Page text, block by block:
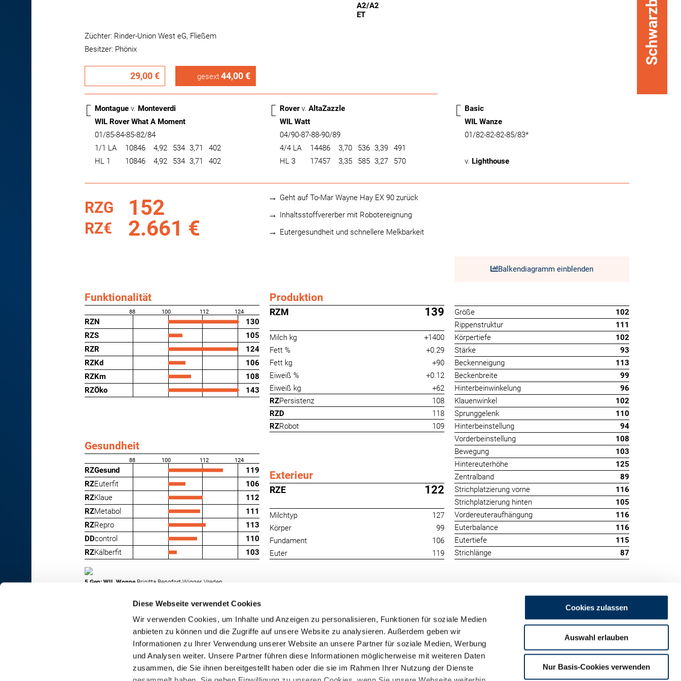
Diese Webseite verwendet Cookies
Wir verwenden Cookies, um Inhalte und Anzeigen zu personalisieren, Funktionen für soziale Medien
anbieten zu können und die Zugriffe auf unsere Website zu analysieren. Außerdem geben wir
Informationen zu Ihrer Verwendung unserer Website an unsere Partner für soziale Medien, Werbung
und Analysen weiter. Unsere Partner führen diese Informationen möglicherweise mit weiteren Daten
zusammen, die Sie ihnen bereitgestellt haben oder die sie im Rahmen Ihrer Nutzung der Dienste
Cookies zulassen
Auswahl erlauben
Nur Basis-Cookies verwenden
A2/A2
ET
Züchter: Rinder-Union West eG, Fließem
Besitzer: Phönix
29,00 € gesext44,00 €
Schwarzbunt
Montague v. Monteverdi
WIL Rover What A Moment
01/85-84-85-82/84
1/1 LA
10846 4,92 534 3,71
402
HL 1
10846 4,92 534 3,71 402
Roverv. AltaZazzle
WIL Watt
04/90-87-88-90/89
4/4 LA
14486 3,70 536 3,39
491
HL 3
17457 3,35 585 3,27 570
Basic
WIL Wanze
01/82-82-82-85/83*
v. Lighthouse
RZG 152
RZ€ 2.661 €
Geht auf To-Mar Wayne Hay EX 90 zurück
Inhaltsstoffvererber mit Robotereignung
Eutergesundheit und schnellere Melkbarkeit
Balkendiagramm einblenden
Funktionalität
88 100 112 124
RZN
130
RZS
105
RZR
124
RZKd
106
RZKm
108
RZÖko
143
Gesundheit
88 100 112 124
RZGesund
119
RZEuterfit
106
RZKlaue
112
RZMetabol
111
RZRepro
113
DDcontrol
110
RZKälberfit 103
Produktion
RZM 139
Milch kg
+1400
Fett %
+0.29
Fett kg
+90
Eiweiß %
+0.12
Eiweiß kg
+62
RZPersistenz
108
RZD
118
RZRobot 109
Exterieur
RZE 122
Milchtyp
127
Körper
99
Fundament
106
Euter
119
Größe
102
Rippenstruktur
111
Körpertiefe
102
Stärke
93
Beckenneigung
113
Beckenbreite
99
Hinterbeinwinkelung
96
Klauenwinkel
102
Sprunggelenk
110
Hinterbeinstellung
94
Vorderbeinstellung
108
Bewegung
103
Hintereuterhöhe
125
Zentralband
89
Strichplatzierung vorne
116
Strichplatzierung hinten
105
Vordereuteraufhängung
116
Euterbalance
116
Eutertiefe
115
Strichlänge
87
5.Gen: WIL WonneBrigitta Bengfort-Wigger, Vreden
RINDER-UNION WEST eG
RUW-Zentrale Münster
RUW-Regionalzentrum
Nordrhein
RUW-Regionalzentrum
Rheinland-Pfalz/Saarland